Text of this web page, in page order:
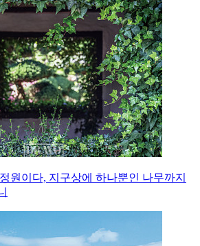
원이다, 지구상에 하나뿐인 나무까지